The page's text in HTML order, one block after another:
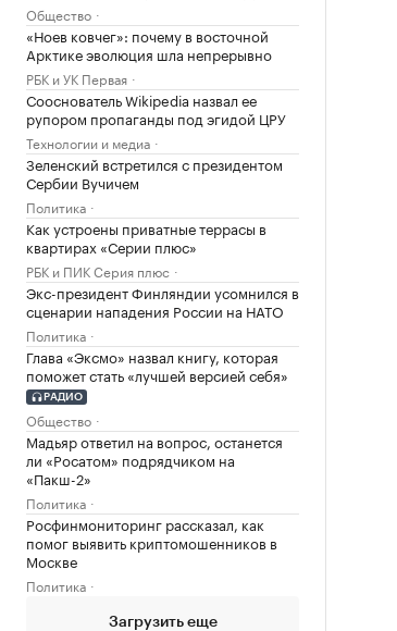
Общество
«Ноев ковчег»: почему в восточной
Арктике эволюция шла непрерывно
РБК и УК Первая
Сооснователь Wikipedia назвал ее
рупором пропаганды под эгидой ЦРУ
Технологии и медиа
Зеленский встретился с президентом
Сербии Вучичем
Политика
Как устроены приватные террасы в
квартирах «Серии плюс»
РБК и ПИК Серия плюс
Экс-президент Финляндии усомнился в
сценарии нападения России на НАТО
Политика
Глава «Эксмо» назвал книгу, которая
поможет стать «лучшей версией себя»
РАДИО
Общество
Мадьяр ответил на вопрос, останется
ли «Росатом» подрядчиком на
«Пакш-2»
Политика
Росфинмониторинг рассказал, как
помог выявить криптомошенников в
Москве
Политика
Загрузить еще